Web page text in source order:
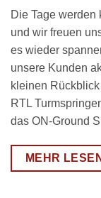
Die Tage werden
und wir freuen
es wieder
unsere Kunden
kleinen
RTL
das ON-Ground
MEHR LESEN